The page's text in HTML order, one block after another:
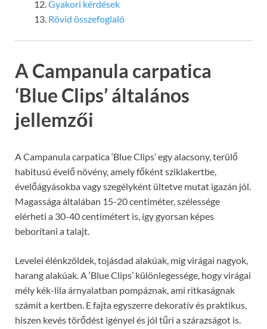
Gyakori kérdések
Rövid összefoglaló
A Campanula carpatica
‘Blue Clips’ általános
jellemzői
A Campanula carpatica ‘Blue Clips’ egy alacsony, terülő
habitusú évelő növény, amely főként sziklakertbe,
évelőágyásokba vagy szegélyként ültetve mutat igazán jól.
Magassága általában 15-20 centiméter, szélessége
elérheti a 30-40 centimétert is, így gyorsan képes
beborítani a talajt.
Levelei élénkzöldek, tojásdad alakúak, míg virágai nagyok,
harang alakúak. A ‘Blue Clips’ különlegessége, hogy virágai
mély kék-lila árnyalatban pompáznak, ami ritkaságnak
számít a kertben. E fajta egyszerre dekoratív és praktikus,
hiszen kevés törődést igényel és jól tűri a szárazságot is.